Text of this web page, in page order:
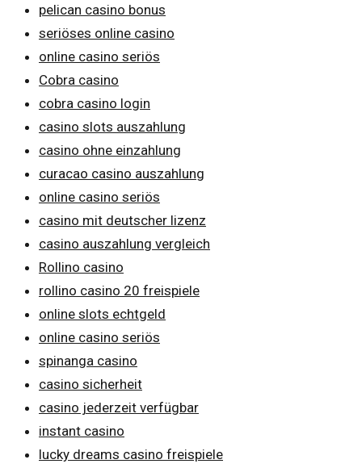
pelican casino bonus
seriöses online casino
online casino seriös
Cobra casino
cobra casino login
casino slots auszahlung
casino ohne einzahlung
curacao casino auszahlung
online casino seriös
casino mit deutscher lizenz
casino auszahlung vergleich
Rollino casino
rollino casino 20 freispiele
online slots echtgeld
online casino seriös
spinanga casino
casino sicherheit
casino jederzeit verfügbar
instant casino
lucky dreams casino freispiele